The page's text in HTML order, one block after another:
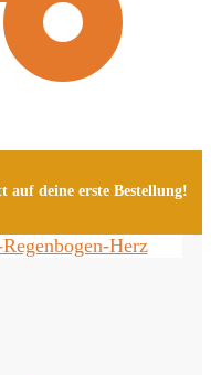
auf deine erste Bestellung!